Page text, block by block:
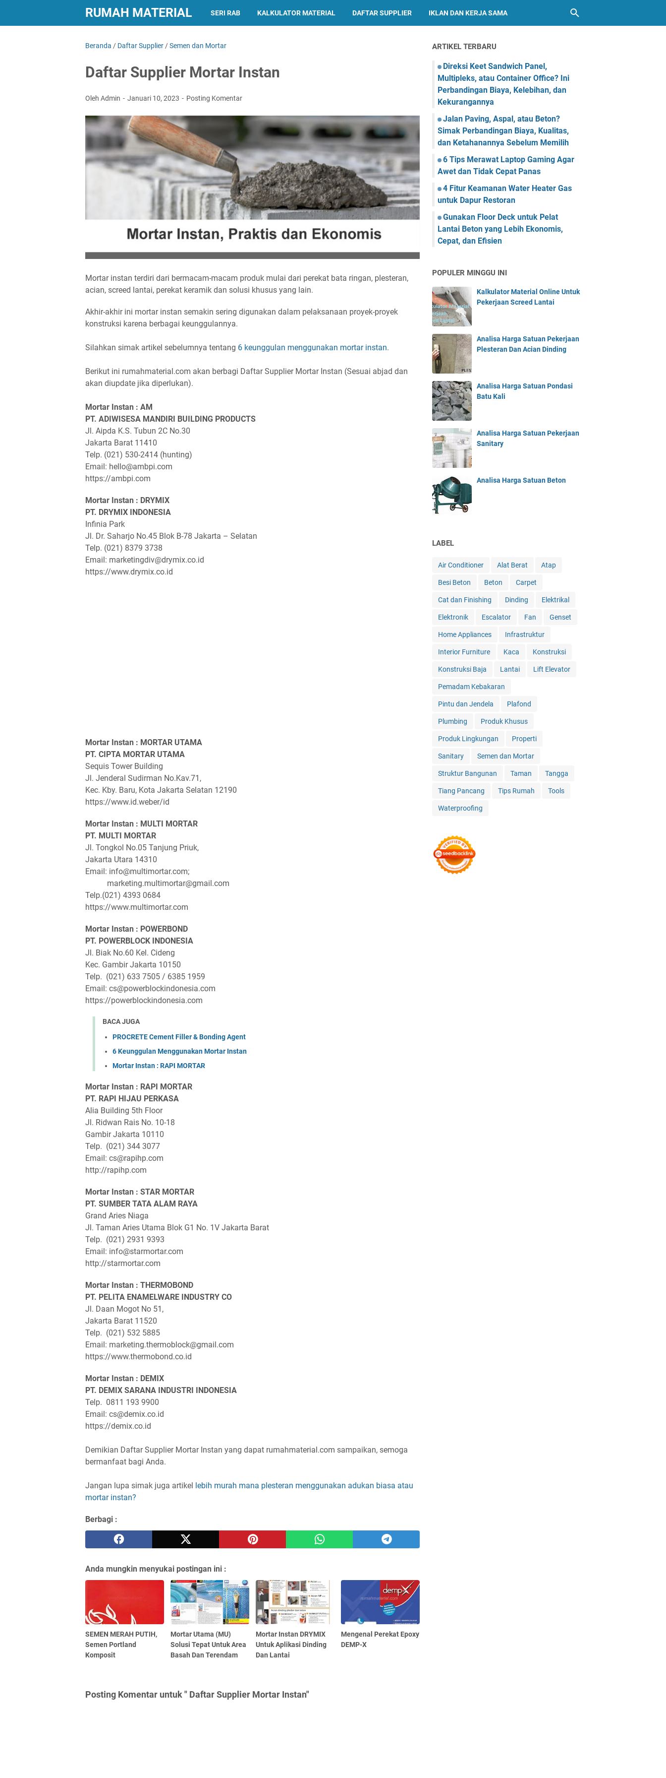
RUMAH MATERIAL SERI RAB KALKULATOR MATERIAL DAFTAR SUPPLIER IKLAN DAN KERJA SAMA
Beranda / Daftar Supplier /Semen dan Mortar
Daftar Supplier Mortar Instan
Oleh Admin Januari 10, 2023 Posting Komentar
Mortar instan terdiri dari bermacam-macam produk mulai dari perekat bata ringan, plesteran,
acian, screed lantai, perekat keramik dan solusi khusus yang lain.
Akhir-akhir ini mortar instan semakin sering digunakan dalam pelaksanaan proyek-proyek
konstruksi karena berbagai keunggulannya.
Silahkan simak artikel sebelumnya tentang 6 keunggulan menggunakan mortar instan.
Berikut ini rumahmaterial.com akan berbagi Daftar Supplier Mortar Instan (Sesuai abjad dan
akan diupdate jika diperlukan).
Mortar Instan : AM
PT. ADIWISESA MANDIRI BUILDING PRODUCTS
Jl. Aipda K.S. Tubun 2C No.30
Jakarta Barat 11410
Telp. (021) 530-2414 (hunting)
Email: hello@ambpi.com
https://ambpi.com
Mortar Instan : DRYMIX
PT. DRYMIX INDONESIA
Infinia Park
Jl. Dr. Saharjo No.45 Blok B-78 Jakarta – Selatan
Telp. (021) 8379 3738
Email: marketingdiv@drymix.co.id
https://www.drymix.co.id
Mortar Instan : MORTAR UTAMA
PT. CIPTA MORTAR UTAMA
Sequis Tower Building
Jl. Jenderal Sudirman No.Kav.71,
Kec. Kby. Baru, Kota Jakarta Selatan 12190
https://www.id.weber/id
Mortar Instan : MULTI MORTAR
PT. MULTI MORTAR
Jl. Tongkol No.05 Tanjung Priuk,
Jakarta Utara 14310
Email: info@multimortar.com;
marketing.multimortar@gmail.com
Telp.(021) 4393 0684
https://www.multimortar.com
Mortar Instan : POWERBOND
PT. POWERBLOCK INDONESIA
Jl. Biak No.60 Kel. Cideng
Kec. Gambir Jakarta 10150
Telp. (021) 633 7505 / 6385 1959
Email: cs@powerblockindonesia.com
https://powerblockindonesia.com
BACA JUGA
PROCRETE Cement Filler & Bonding Agent
6 Keunggulan Menggunakan Mortar Instan
Mortar Instan : RAPI MORTAR
Mortar Instan : RAPI MORTAR
PT. RAPI HIJAU PERKASA
Alia Building 5th Floor
Jl. Ridwan Rais No. 10-18
Gambir Jakarta 10110
Telp. (021) 344 3077
Email: cs@rapihp.com
http://rapihp.com
Mortar Instan : STAR MORTAR
PT. SUMBER TATA ALAM RAYA
Grand Aries Niaga
Jl. Taman Aries Utama Blok G1 No. 1V Jakarta Barat
Telp. (021) 2931 9393
Email: info@starmortar.com
http://starmortar.com
Mortar Instan : THERMOBOND
PT. PELITA ENAMELWARE INDUSTRY CO
Jl. Daan Mogot No 51,
Jakarta Barat 11520
Telp. (021) 532 5885
Email: marketing.thermoblock@gmail.com
https://www.thermobond.co.id
Mortar Instan : DEMIX
PT. DEMIX SARANA INDUSTRI INDONESIA
Telp. 0811 193 9900
Email: cs@demix.co.id
https://demix.co.id
Demikian Daftar Supplier Mortar Instan yang dapat rumahmaterial.com sampaikan, semoga
bermanfaat bagi Anda.
Jangan lupa simak juga artikel lebih murah mana plesteran menggunakan adukan biasa atau
mortar instan?
Berbagi :
Anda mungkin menyukai postingan ini :
SEMEN MERAH PUTIH,
Semen Portland
Komposit
Mortar Utama (MU)
Solusi Tepat Untuk Area
Basah Dan Terendam
Mortar Instan DRYMIX
Untuk Aplikasi Dinding
Dan Lantai
Mengenal Perekat Epoxy
DEMP-X
Posting Komentar untuk " Daftar Supplier Mortar Instan"
ARTIKEL TERBARU
Direksi Keet Sandwich Panel,
Multipleks, atau Container Office? Ini
Perbandingan Biaya, Kelebihan, dan
Kekurangannya
Jalan Paving, Aspal, atau Beton?
Simak Perbandingan Biaya, Kualitas,
dan Ketahanannya Sebelum Memilih
6 Tips Merawat Laptop Gaming Agar
Awet dan Tidak Cepat Panas
4 Fitur Keamanan Water Heater Gas
untuk Dapur Restoran
Gunakan Floor Deck untuk Pelat
Lantai Beton yang Lebih Ekonomis,
Cepat, dan Efisien
POPULER MINGGU INI
Kalkulator Material Online Untuk
Pekerjaan Screed Lantai
Analisa Harga Satuan Pekerjaan
Plesteran Dan Acian Dinding
Analisa Harga Satuan Pondasi
Batu Kali
Analisa Harga Satuan Pekerjaan
Sanitary
Analisa Harga Satuan Beton
LABEL
Air Conditioner Alat Berat Atap
Besi Beton Beton Carpet
Cat dan Finishing Dinding Elektrikal
Elektronik Escalator Fan Genset
Home Appliances Infrastruktur
Interior Furniture Kaca Konstruksi
Konstruksi Baja Lantai Lift Elevator
Pemadam Kebakaran
Pintu dan Jendela Plafond
Plumbing Produk Khusus
Produk Lingkungan Properti
Sanitary Semen dan Mortar
Struktur Bangunan Taman Tangga
Tiang Pancang Tips Rumah Tools
Waterproofing